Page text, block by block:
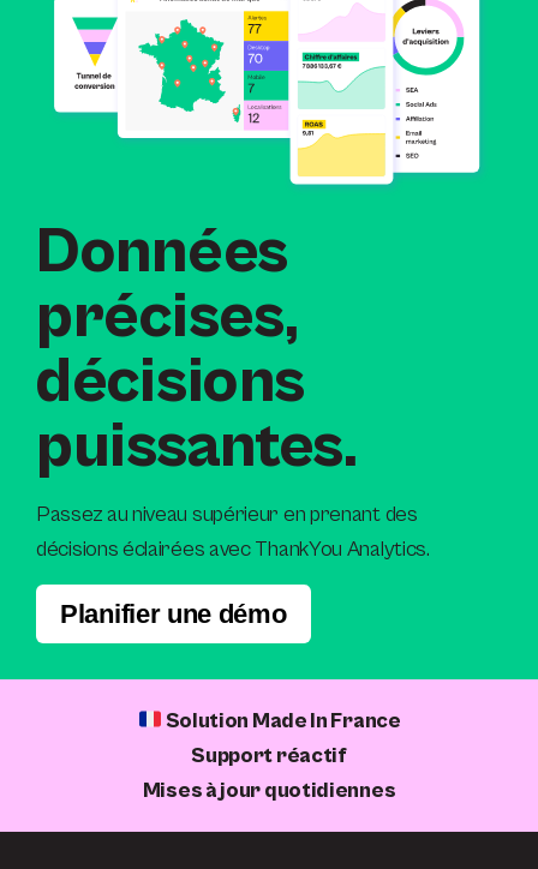
Données
précises,
décisions
puissantes.
Passez au niveau supérieur en prenant des
décisions éclairées avec ThankYou Analytics.
Planifier une démo
Solution Made In France
Support réactif
Mises à jour quotidiennes